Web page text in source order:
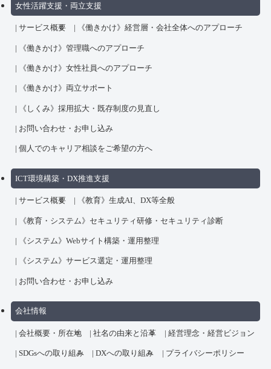
女性活躍支援・両立支援
サービス概要 《働きかけ》経営層・会社全体へのアプローチ
《働きかけ》管理職へのアプローチ
《働きかけ》女性社員へのアプローチ
《働きかけ》両立サポート
《しくみ》採用拡大・既存制度の見直し
お問い合わせ・お申し込み
個人でのキャリア相談をご希望の方へ
ICT環境構築・DX推進支援
サービス概要 《教育》生成AI、DX等全般
《教育・システム》セキュリティ研修・セキュリティ診断
《システム》Webサイト構築・運用整理
《システム》サービス選定・運用整理
お問い合わせ・お申し込み
会社情報
会社概要・所在地 社名の由来と沿革 経営理念・経営ビジョン
SDGsへの取り組み DXへの取り組み プライバシーポリシー